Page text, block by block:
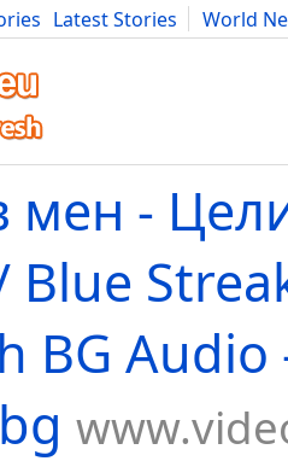
Latest Stories
World
Cars Advice Science
мен -
Blue
BG Audio